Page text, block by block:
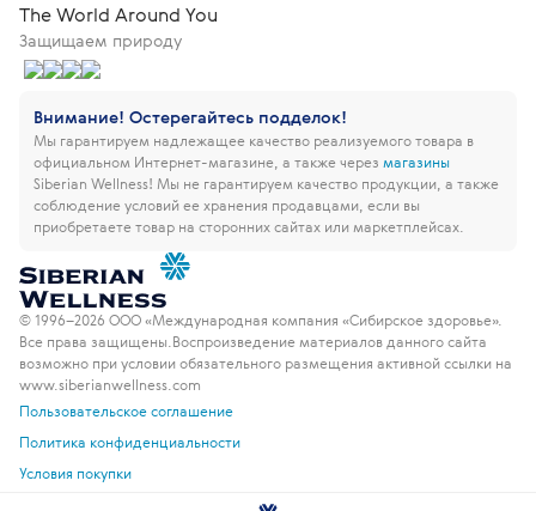
The World Around You
Защищаем природу
Внимание! Остерегайтесь подделок!
Мы гарантируем надлежащее качество реализуемого товара в
официальном Интернет-магазине, а также через магазины
Siberian Wellness! Мы не гарантируем качество продукции, а также
соблюдение условий ее хранения продавцами, если вы
приобретаете товар на сторонних сайтах или маркетплейсах.
© 1996–2026 ООО «Международная компания «Сибирское здоровье».
Все права защищены. Воспроизведение материалов данного сайта
возможно при условии обязательного размещения активной ссылки на
www.siberianwellness.com
Пользовательское соглашение
Политика конфиденциальности
Условия покупки